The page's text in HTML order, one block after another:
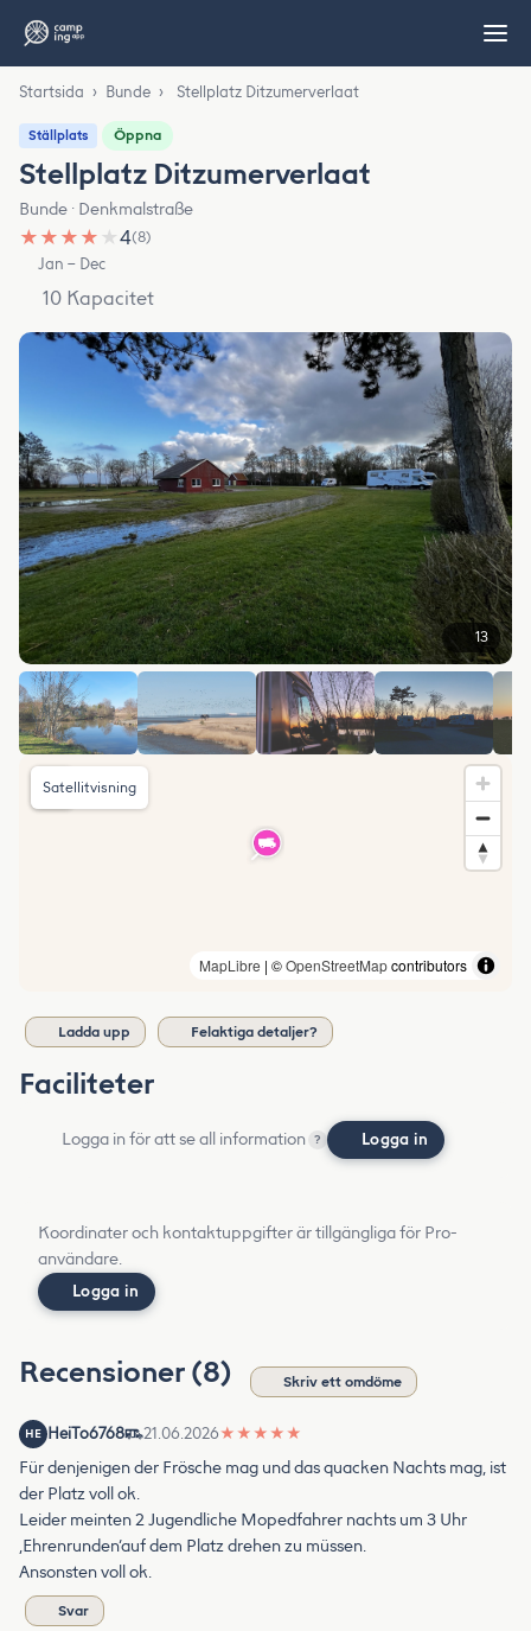
Startsida › Bunde › Stellplatz Ditzumerverlaat
Ställplats Öppna
Stellplatz Ditzumerverlaat
Bunde · Denkmalstraße
★ ★ ★ ★ ★4(8)
Jan – Dec
10 Kapacitet
13
MapLibre | ©OpenStreetMapcontributors
Satellitvisning
Ladda upp Felaktiga detaljer?
Faciliteter
Logga in för att se all information ? Logga in
Koordinater och kontaktuppgifter är tillgängliga för Pro-
användare.
Logga in
Recensioner (8) Skriv ett omdöme
HE HeiTo6768 21.06.2026★ ★ ★ ★ ★
Für denjenigen der Frösche mag und das quacken Nachts mag, ist
der Platz voll ok.
Leider meinten 2 Jugendliche Mopedfahrer nachts um 3 Uhr
‚Ehrenrunden‘auf dem Platz drehen zu müssen.
Ansonsten voll ok.
Svar